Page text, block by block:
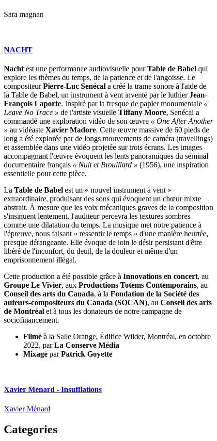
Sara magnan
NACHT
Nacht est une performance audiovisuelle pourTable de Babel qui
explore les thèmes du temps, de la patience et de l'angoisse. Le
compositeurPierre-Luc Senécal a créé la trame sonore à l'aide de
la Table de Babel, un instrument à vent inventé par le luthierJean-
François Laporte. Inspiré par la fresque de papier monumentale «
Leave No Trace » de l'artiste visuelle Tiffany Moore, Senécal a
commandé une exploration vidéo de son œuvre « One After Another
» au vidéaste Xavier Madore. Cette œuvre massive de 60 pieds de
long a été explorée par de longs mouvements de caméra (travellings)
et assemblée dans une vidéo projetée sur trois écrans. Les images
accompagnant l'œuvre évoquent les lents panoramiques du séminal
documentaire français « Nuit et Brouillard » (1956), une inspiration
essentielle pour cette pièce.
La Table de Babel est un « nouvel instrument à vent »
extraordinaire, produisant des sons qui évoquent un chœur mixte
abstrait. À mesure que les voix mécaniques graves de la composition
s'insinuent lentement, l'auditeur percevra les textures sombres
comme une dilatation du temps. La musique met notre patience à
l'épreuve, nous faisant « ressentir le temps » d'une manière heurtée,
presque dérangeante. Elle évoque de loin le désir persistant d'être
libéré de l'inconfort, du deuil, de la douleur et même d'un
emprisonnement illégal.
Cette production a été possible grâce à Innovations en concert, au
Groupe Le Vivier, aux Productions Totems Contemporains, au
Conseil des arts du Canada, à la Fondation de la Société des
auteurs-compositeurs du Canada (SOCAN), au Conseil des arts
de Montréal et à tous les donateurs de notre campagne de
sociofinancement.
Filmé à la Salle Orange, Édifice Wilder, Montréal, en octobre
2022, parLa Conserve Média
Mixage parPatrick Goyette
Xavier Ménard - Insufflations
Xavier Ménard
Categories